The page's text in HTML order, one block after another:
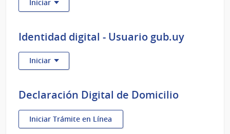
Primera
Vez
Iniciar:
Solicitud
pasaporte
-
Primera
vez
Identidad digital - Usuario gub.uy
Iniciar:
Identidad
-
Usuario
gub.uy
Declaración Digital de Domicilio
Iniciar Trámite en Línea
Declaración